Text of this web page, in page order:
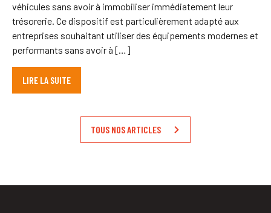
véhicules sans avoir à immobiliser immédiatement leur
trésorerie. Ce dispositif est particulièrement adapté aux
entreprises souhaitant utiliser des équipements modernes et
performants sans avoir à […]
LIRE LA SUITE
TOUS NOS ARTICLES